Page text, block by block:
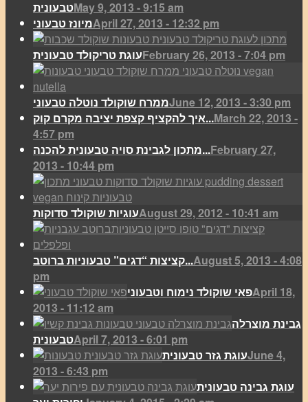
טבעוניתMay 9, 2013 - 9:15 am
מיונז טבעוניApril 27, 2013 - 12:32 pm
עוגת טריקולד טבעוניתFebruary 26, 2013 - 7:04 pm
ממרח שוקולד נוטלה טבעוניJune 12, 2013 - 3:30 pm
איך להקציף קצפת יציבה מקרם קוק...March 22, 2013 -
4:57 pm
מתכון לגבינת סויה טבעונית להכנה...February 27,
2013 - 10:44 pm
עוגיות שוקולד סדוקותAugust 29, 2012 - 10:41 am
קציצות “דגים” טבעוניות ברוטב...August 5, 2013 - 4:08
pm
פאי שוקולד נימוח וטבעוניApril 18,
2013 - 11:12 am
גבינת מוצרלה
טבעוניתApril 7, 2013 - 6:01 pm
עוגת גזר טבעוניתJune 4,
2013 - 6:43 pm
עוגת גבינה טבעונית